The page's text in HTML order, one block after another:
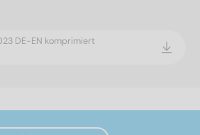
DE-EN komprimiert